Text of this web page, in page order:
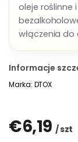
oleje roślinne
włączenia
Informacje
Marka: DTOX
€6,19 / szt